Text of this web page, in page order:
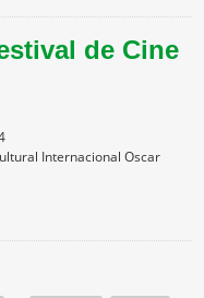
de Cine
Internacional Oscar